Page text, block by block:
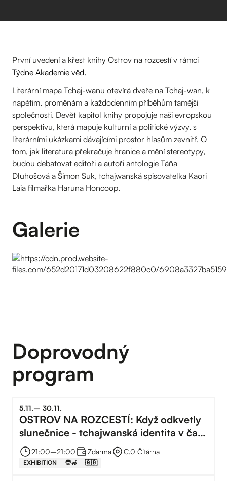
První uvedení a křest knihy Ostrov na rozcestí v rámci
Týdne Akademie věd.
Literární mapa Tchaj-wanu otevírá dveře na Tchaj-wan, k
napětím, proměnám a každodenním příběhům tamější
společnosti. Devět kapitol knihy propojuje naši evropskou
perspektivu, která mapuje kulturní a politické výzvy, s
literárními ukázkami dávajícími prostor hlasům zevnitř. O
tom, jak literatura překračuje hranice a mění stereotypy,
budou debatovat editoři a autoři antologie Táňa
Dluhošová a Šimon Suk, tchajwanská spisovatelka Kaori
Laia filmařka Haruna Honcoop.
Galerie
Doprovodný
program
5.11.–⁠ 30.11.
OSTROV NA ROZCESTÍ: Když odkvetly
slunečnice - tchajwanská identita v čase
geopolitické krize
21:00–⁠21:00 Zdarma C.0 Čítárna
EXHIBITION 🧑‍🦽 🇬🇧